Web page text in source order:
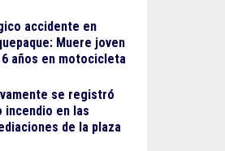
accidente en
Muere joven
años en motocicleta
se registró
incendio en las
de la plaza